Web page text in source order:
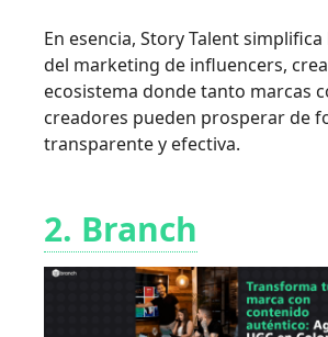
En esencia, Story Talent
del marketing de influencers,
ecosistema donde tanto marcas
creadores pueden prosperar de
transparente y efectiva.
2. Branch